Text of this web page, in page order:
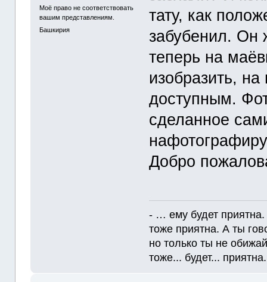
Моё право не соответствовать
вашим представлениям.
Башкирия
тату, как
забубенил. Он
теперь на
изобразить,
доступным.
сделанное
Добро
- … ему будет приятна.
тоже приятна. А ты
но только ты не
тоже... будет...